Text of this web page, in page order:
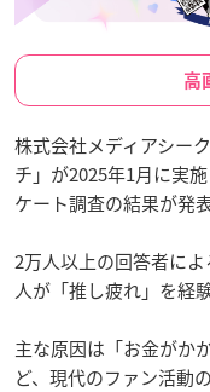
高
株式会社メディアシー
チ」が2025年1月に実
ケート調査の結果が発
2万人以上の回答者に
人が「推し疲れ」を経
主な原因は「お金がか
ど、現代のファン活動